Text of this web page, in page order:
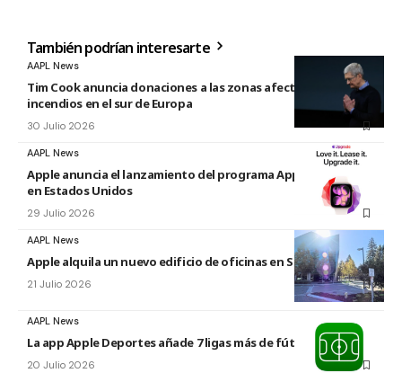
También podrían interesarte
AAPL News
Tim Cook anuncia donaciones a las zonas afectadas por los
incendios en el sur de Europa
30 Julio 2026
AAPL News
Apple anuncia el lanzamiento del programa Apple Upgrade
en Estados Unidos
29 Julio 2026
AAPL News
Apple alquila un nuevo edificio de oficinas en Sunnyvale
21 Julio 2026
AAPL News
La app Apple Deportes añade 7 ligas más de fútbol
20 Julio 2026